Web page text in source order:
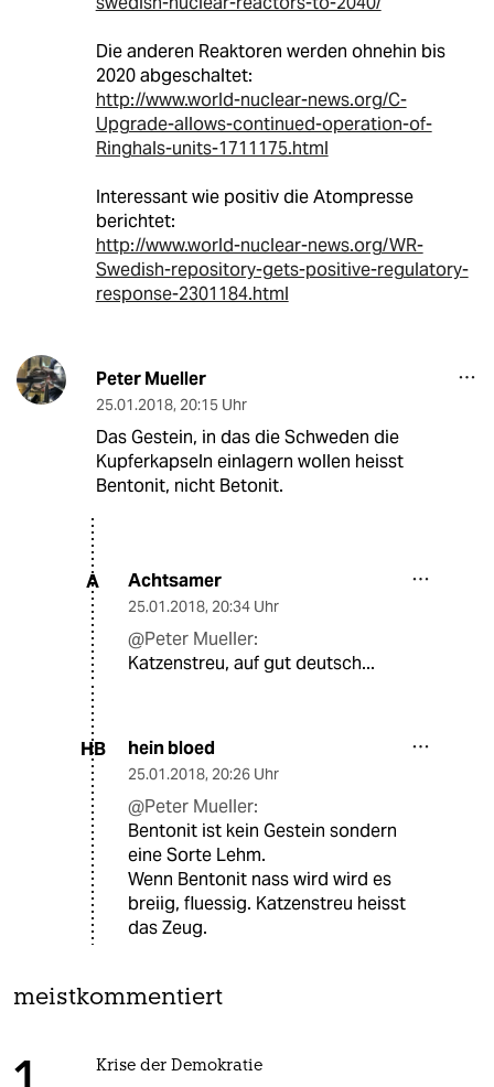
Die anderen Reaktoren werden ohnehin bis
2020 abgeschaltet:
http://www.world-nuclear-news.org/C-
Upgrade-allows-continued-operation-of-
Ringhals-units-1711175.html
Interessant wie positiv die Atompresse
berichtet:
http://www.world-nuclear-news.org/WR-
Swedish-repository-gets-positive-regulatory-
response-2301184.html
Peter Mueller
25.01.2018, 20:15 Uhr
Das Gestein, in das die Schweden die
Kupferkapseln einlagern wollen heisst
Bentonit, nicht Betonit.
A Achtsamer
25.01.2018, 20:34 Uhr
@Peter Mueller:
Katzenstreu, auf gut deutsch...
HB hein bloed
25.01.2018, 20:26 Uhr
@Peter Mueller:
Bentonit ist kein Gestein sondern
eine Sorte Lehm.
Wenn Bentonit nass wird wird es
breiig, fluessig. Katzenstreu heisst
das Zeug.
meistkommentiert
Krise der Demokratie